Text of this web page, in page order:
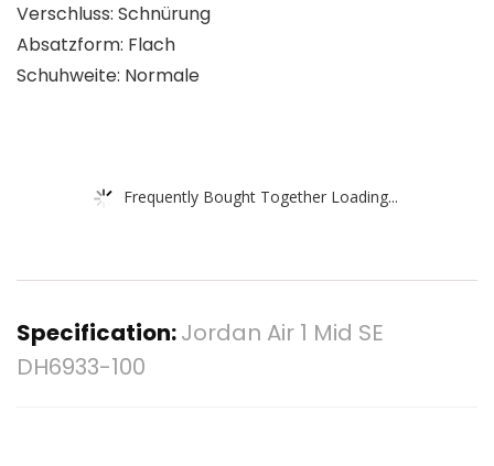
Verschluss: Schnürung
Absatzform: Flach
Schuhweite: Normale
Frequently Bought Together Loading...
Specification:Jordan Air 1 Mid SE
DH6933-100